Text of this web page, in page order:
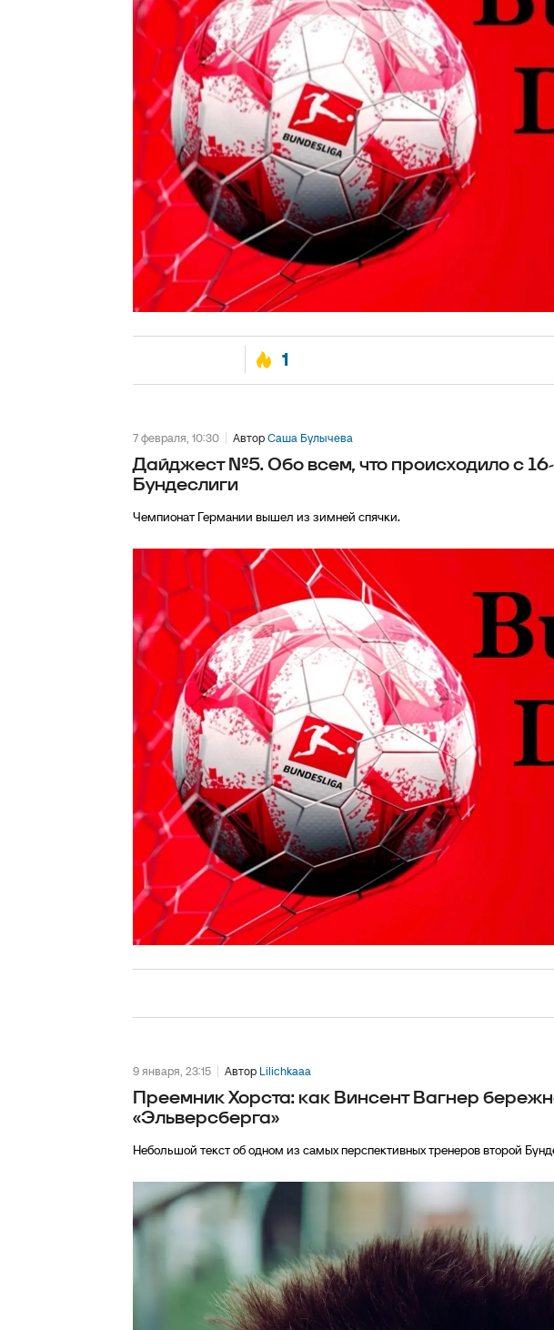
1
7 февраля, 10:30 АвторСаша Булычева
Дайджест №5. Обо всем, что происходило с
Бундеслиги
Чемпионат Германии вышел из зимней спячки.
9 января, 23:15 Автор Lilichkaaa
Преемник Хорста: как Винсент Вагнер
«Эльверсберга»
Небольшой текст об одном из самых перспективных тренеров второй